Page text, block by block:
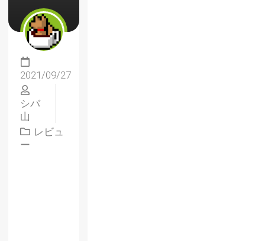
2021/09/27
シバ
山
レビュ
ー